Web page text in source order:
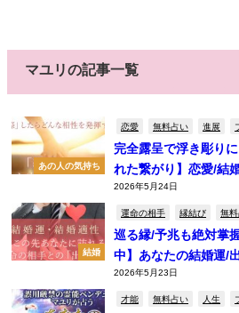
マユリの記事一覧
あの人の気持ち
恋愛 無料占い 進展
完全露呈で浮き彫り
れた繋がり】恋愛/結
2026年5月24日
結婚
運命の相手 縁結び 無
巡る縁/予兆も絶対掌
中】あなたの結婚運/
2026年5月23日
才能 無料占い 人生